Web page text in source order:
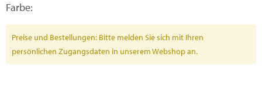
Farbe:
Preise und Bestellungen: Bitte melden Sie sich mit Ihren
persönlichen Zugangsdaten in unserem Webshop an.